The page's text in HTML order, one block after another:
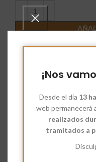
¡Nos
Desde el día 13
web permanecerá
realizados
tramitados a
Comparar
6778170
Categoría:Especias